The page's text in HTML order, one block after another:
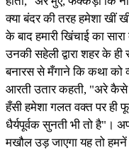
क्या बंदर की तरह हमेशा खीं
के बाद हमारी खिंचाई का
उनकी सहेली द्वारा शहर के
बनारस से मँगाने कि कथा को
आरती उतार कहती, "अरे कैसे
हँसी हमेशा गलत वक्त पर ही
धैर्यपूर्वक सुनती भी तो है"।
मखौल उड़ जाएगा यह तो हमनें